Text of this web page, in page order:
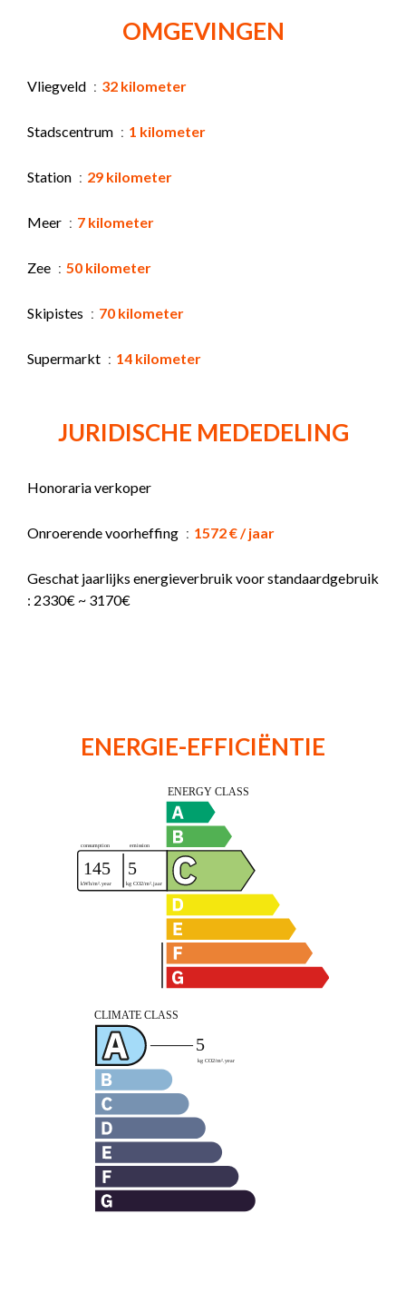
OMGEVINGEN
Vliegveld 32 kilometer
Stadscentrum 1 kilometer
Station 29 kilometer
Meer 7 kilometer
Zee 50 kilometer
Skipistes 70 kilometer
Supermarkt 14 kilometer
JURIDISCHE MEDEDELING
Honoraria verkoper
Onroerende voorheffing 1572 € / jaar
Geschat jaarlijks energieverbruik voor standaardgebruik
: 2330€ ~ 3170€
ENERGIE-EFFICIËNTIE